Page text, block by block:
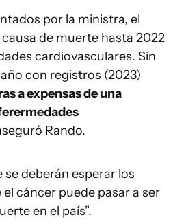
por la ministra, el
de muerte hasta 2022
cardiovasculares. Sin
con registros (2023)
a expensas de una
Rando.
deberán esperar los
cáncer puede pasar a ser
en el país”.